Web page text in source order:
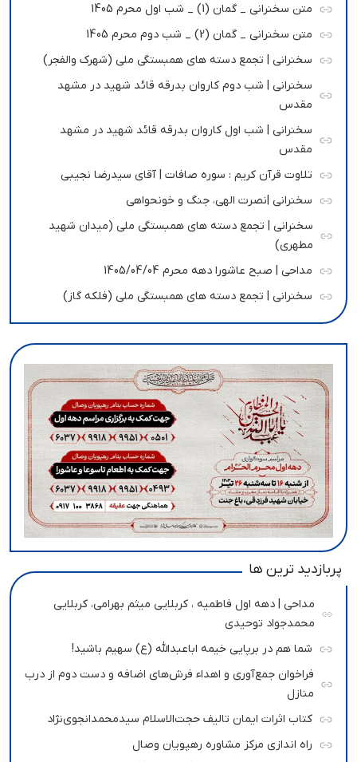
متن سخنرانی _ گمان (1) _ شب اول محرم 1405
متن سخنرانی _ گمان (2) _ شب دوم محرم 1405
سخنرانی | تجمع دسته های همبستگی ملی (شهرک والفجر)
سخنرانی | شب دوم کاروان بدرقه قائد شهید در مشهد
مقدس
سخنرانی | شب اول کاروان بدرقه قائد شهید در مشهد
مقدس
تلاوت قرآن کریم : سوره صافات | آقای سیدرضا نجیبی
سخنرانی |نصرت الهی، جنگ و خونحواهی
سخنرانی | تجمع دسته های همبستگی ملی (میدان شهید
مطهری)
مداحی | صبح عاشورا دهه محرم 1405/04/04
سخنرانی | تجمع دسته های همبستگی ملی (فلکه گاز)
پربازدید ترین ها
مداحی | دهه اول فاطمیه ، کربلایی میثم بهرامی، کربلایی
محمدجواد توحیدی
شما هم در برپایی خیمه اباعبدالله (ع) سهیم باشید!
فراخوان جمع‌آوری و اهداء فرش‌های اضافه و دست دوم از درب
منازل
کتاب اثرات ایمان تالیف حجت‌الاسلام سیدمحمدانجوی‌نژاد
راه اندازی مرکز مشاوره رهپویان وصال